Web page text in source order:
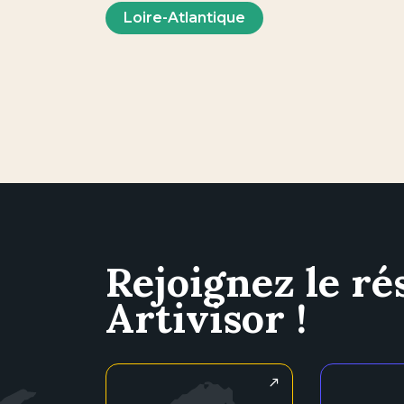
Loire-Atlantique
Rejoignez le
Artivisor !